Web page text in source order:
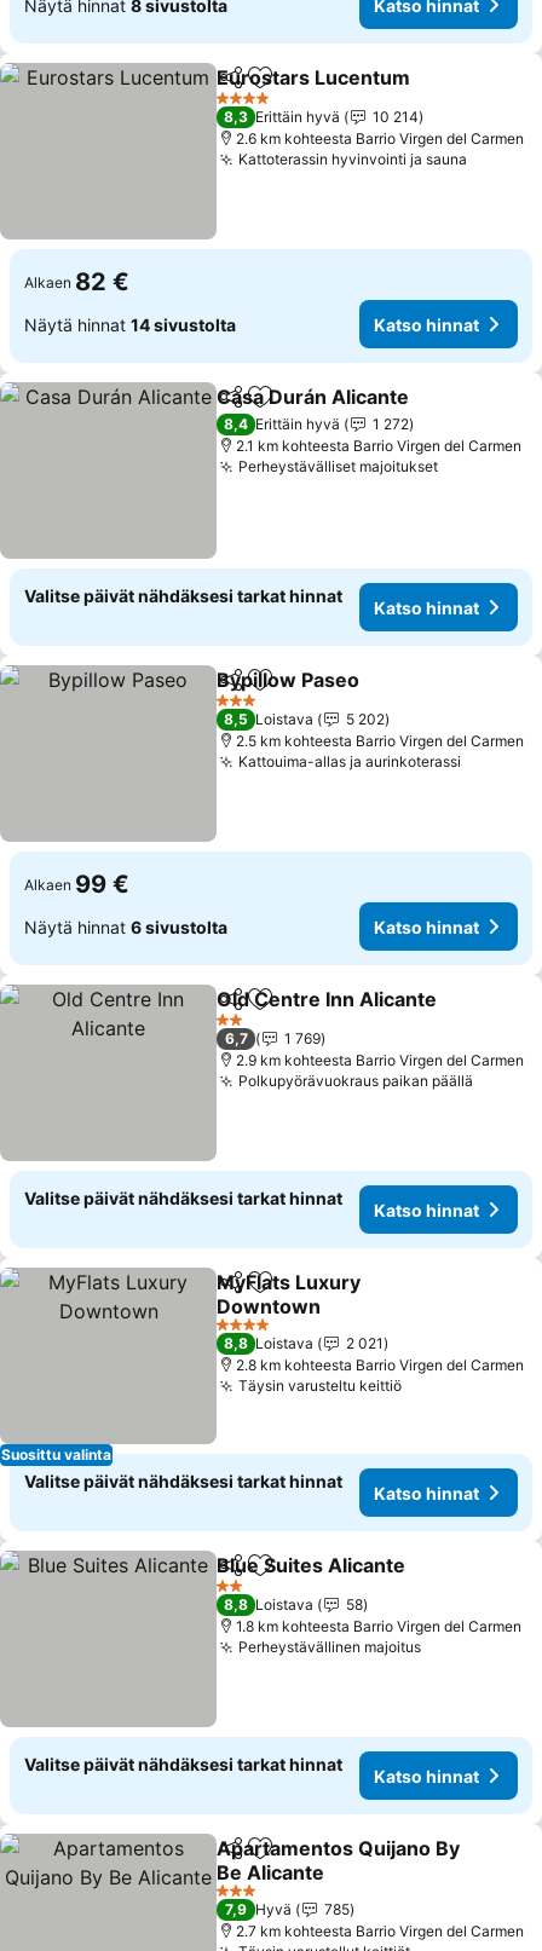
Näytä hinnat 8 sivustolta Katso hinnat
Jaa Lisää suosikkeihin
Eurostars Lucentum
4 Tähtiluokitus
8,3 Erittäin hyvä
10 214
2.6 km kohteesta Barrio Virgen del Carmen
Kattoterassin hyvinvointi ja sauna
Alkaen 82 €
Näytä hinnat 14 sivustolta Katso hinnat
Jaa Lisää suosikkeihin
Casa Durán Alicante
8,4 Erittäin hyvä
1 272
2.1 km kohteesta Barrio Virgen del Carmen
Perheystävälliset majoitukset
Valitse päivät nähdäksesi tarkat hinnat
Katso hinnat
Jaa Lisää suosikkeihin
Bypillow Paseo
3 Tähtiluokitus
8,5 Loistava
5 202
2.5 km kohteesta Barrio Virgen del Carmen
Kattouima-allas ja aurinkoterassi
Alkaen 99 €
Näytä hinnat 6 sivustolta Katso hinnat
Jaa Lisää suosikkeihin
Old Centre Inn Alicante
2 Tähtiluokitus
6,7
1 769
2.9 km kohteesta Barrio Virgen del Carmen
Polkupyörävuokraus paikan päällä
Valitse päivät nähdäksesi tarkat hinnat
Katso hinnat
Suosittu valinta
Jaa Lisää suosikkeihin
MyFlats Luxury
Downtown
4 Tähtiluokitus
8,8 Loistava
2 021
2.8 km kohteesta Barrio Virgen del Carmen
Täysin varusteltu keittiö
Valitse päivät nähdäksesi tarkat hinnat
Katso hinnat
Jaa Lisää suosikkeihin
Blue Suites Alicante
2 Tähtiluokitus
8,8 Loistava
58
1.8 km kohteesta Barrio Virgen del Carmen
Perheystävällinen majoitus
Valitse päivät nähdäksesi tarkat hinnat
Katso hinnat
Jaa Lisää suosikkeihin
Apartamentos Quijano By
Be Alicante
3 Tähtiluokitus
7,9 Hyvä
785
2.7 km kohteesta Barrio Virgen del Carmen